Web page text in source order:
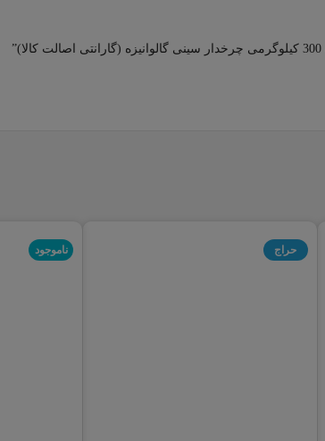
حراج ناموجود